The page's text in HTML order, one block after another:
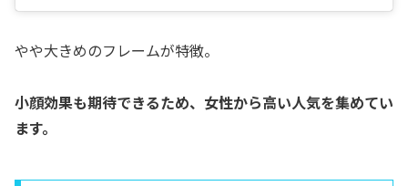
やや大きめのフレームが特徴。
小顔効果も期待できるため、女性から高い人気を集めてい
ます。